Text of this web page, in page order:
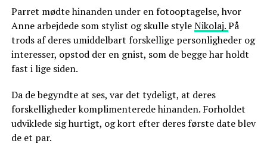
Parret mødte hinanden under en fotooptagelse, hvor
Anne arbejdede som stylist og skulle styleNikolaj.På
trods af deres umiddelbart forskellige personligheder og
interesser, opstod der en gnist, som de begge har holdt
fast i lige siden.
Da de begyndte at ses, var det tydeligt, at deres
forskelligheder komplimenterede hinanden. Forholdet
udviklede sig hurtigt, og kort efter deres første date blev
de et par.